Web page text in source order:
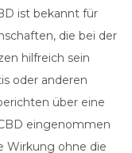
ist bekannt für
die bei der
hilfreich sein
oder anderen
über eine
eingenommen
Wirkung ohne die